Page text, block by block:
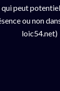
peut
ou non
loic54.net)